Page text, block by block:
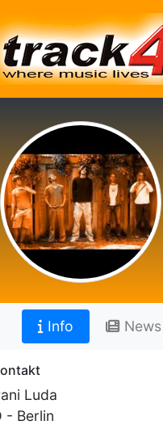
Info News
Luda
- Berlin